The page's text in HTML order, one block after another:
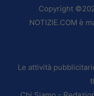
Copyright
NOTIZIE.COM è
Le attività